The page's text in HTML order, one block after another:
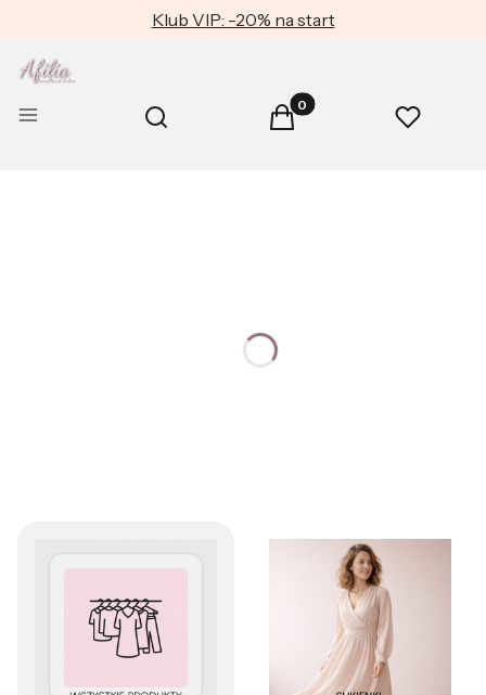
Klub VIP: -20% na start
Menu Otwórz wyszukiwarkę
Szukaj Produkty w koszyku: 0.
Koszyk Ulubione